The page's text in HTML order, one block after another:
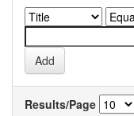
Results/Page